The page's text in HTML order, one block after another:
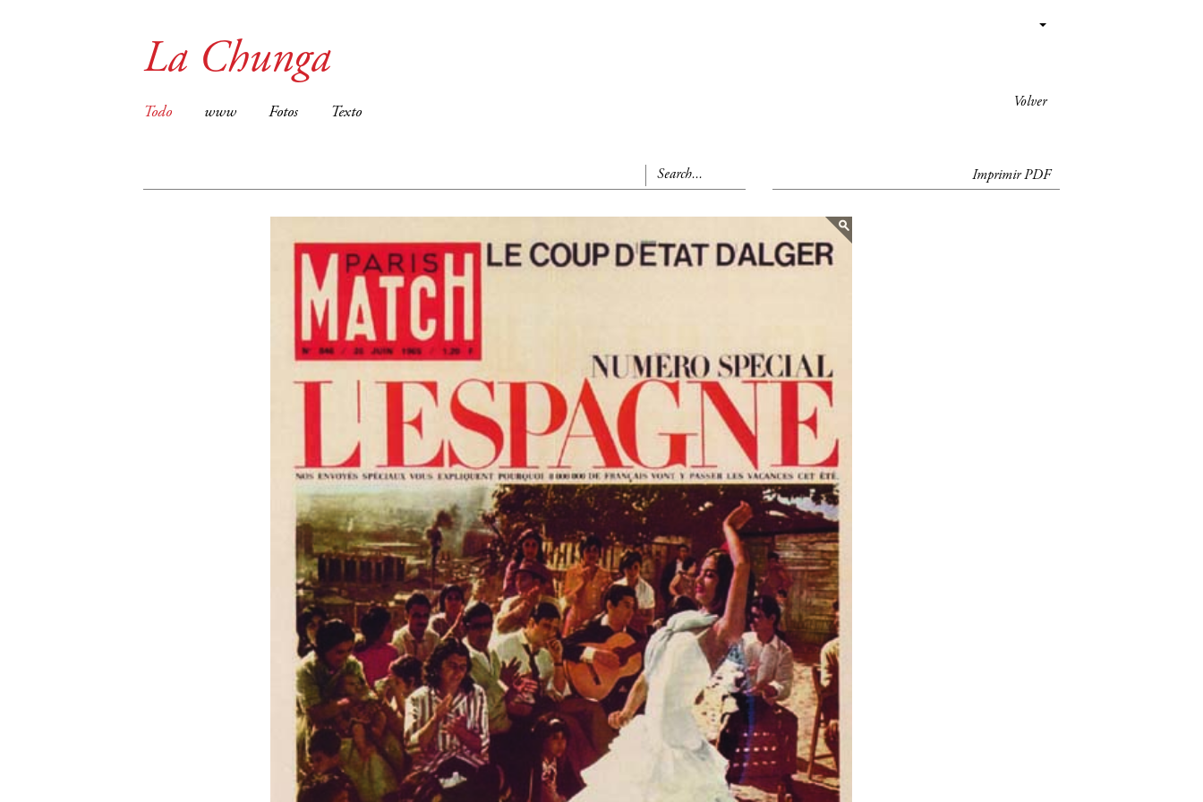
Volver
La Chunga
Todo www Fotos Texto
Imprimir PDF